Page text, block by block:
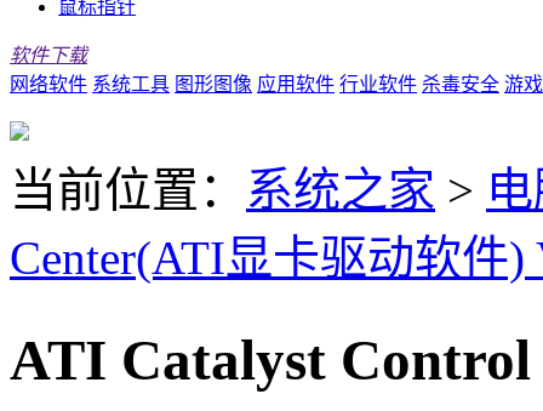
鼠标指针
软件下载
网络软件 系统工具 图形图像 应用软件 行业软件 杀毒安全 游
当前位置： 系统之家 >
Center(ATI显卡驱动软件)
ATI Catalyst